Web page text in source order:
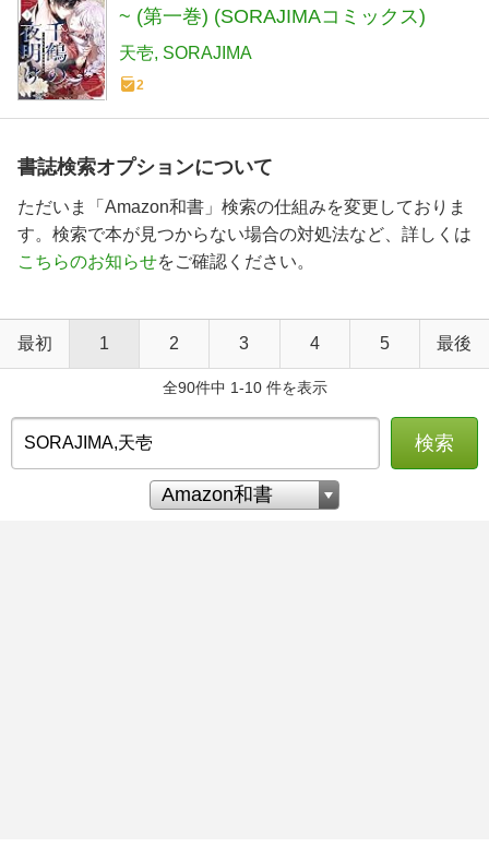
~ (第一巻) (SORAJIMAコミックス)
天壱 SORAJIMA
2
書誌検索オプションについて
ただいま「Amazon和書」検索の仕組みを変更しておりま
す。検索で本が見つからない場合の対処法など、詳しくは
こちらのお知らせをご確認ください。
最初 1 2 3 4 5 最後
全90件中 1-10 件を表示
検索